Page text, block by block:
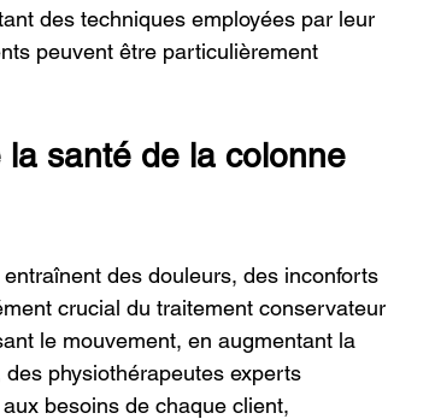
des techniques employées par leur
peuvent être particulièrement
la santé de la colonne
des douleurs, des inconforts
crucial du traitement conservateur
le mouvement, en augmentant la
physiothérapeutes experts
besoins de chaque client,